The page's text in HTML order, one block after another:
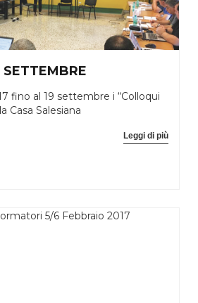
fino al 19 settembre i “Colloqui
Casa Salesiana
Leggi di più